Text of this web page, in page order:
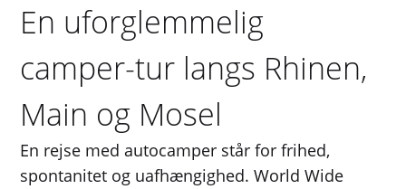
En uforglemmelig
camper-tur langs Rhinen,
Main og Mosel
En rejse med autocamper står for frihed,
spontanitet og uafhængighed. World Wide